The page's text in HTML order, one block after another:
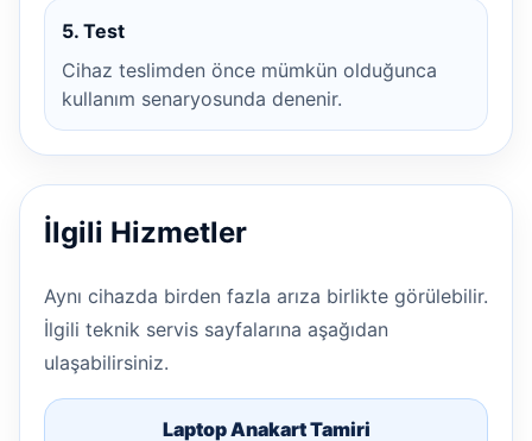
5. Test
Cihaz teslimden önce mümkün olduğunca
kullanım senaryosunda denenir.
İlgili Hizmetler
Aynı cihazda birden fazla arıza birlikte görülebilir.
İlgili teknik servis sayfalarına aşağıdan
ulaşabilirsiniz.
Laptop Anakart Tamiri